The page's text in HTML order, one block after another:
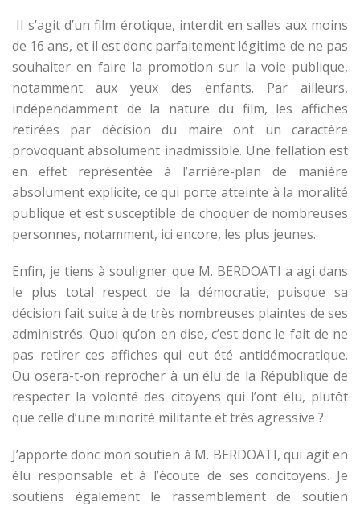
Il s’agit d’un film érotique, interdit en salles aux moins
de 16 ans, et il est donc parfaitement légitime de ne pas
souhaiter en faire la promotion sur la voie publique,
notamment aux yeux des enfants. Par ailleurs,
indépendamment de la nature du film, les affiches
retirées par décision du maire ont un caractère
provoquant absolument inadmissible. Une fellation est
en effet représentée à l’arrière-plan de manière
absolument explicite, ce qui porte atteinte à la moralité
publique et est susceptible de choquer de nombreuses
personnes, notamment, ici encore, les plus jeunes.
Enfin, je tiens à souligner que M. BERDOATI a agi dans
le plus total respect de la démocratie, puisque sa
décision fait suite à de très nombreuses plaintes de ses
administrés. Quoi qu’on en dise, c’est donc le fait de ne
pas retirer ces affiches qui eut été antidémocratique.
Ou osera-t-on reprocher à un élu de la République de
respecter la volonté des citoyens qui l’ont élu, plutôt
que celle d’une minorité militante et très agressive ?
J’apporte donc mon soutien à M. BERDOATI, qui agit en
élu responsable et à l’écoute de ses concitoyens. Je
soutiens également le rassemblement de soutien